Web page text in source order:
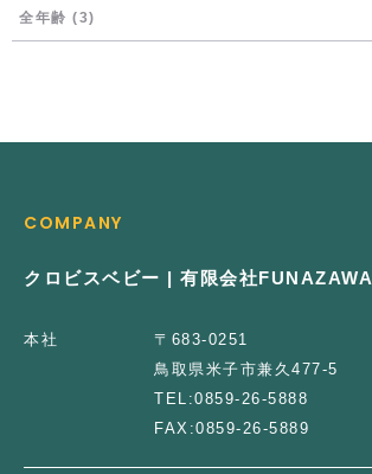
全年齢 (3)
COMPANY
クロビスベビー | 有限会社FUNAZAWA
本社
〒683-0251
鳥取県米子市兼久477-5
TEL:0859-26-5888
FAX:0859-26-5889